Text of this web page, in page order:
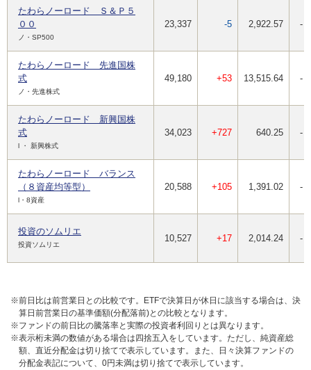
たわらノーロード Ｓ＆Ｐ５
００
ノ・SP500
23,337 -5 2,922.57 -
たわらノーロード 先進国株
式
ノ・先進株式
49,180 +53 13,515.64 -
たわらノーロード 新興国株
式
l ・ 新興株式
34,023 +727 640.25 -
たわらノーロード バランス
（８資産均等型）
l・8資産
20,588 +105 1,391.02 -
投資のソムリエ
投資ソムリエ
10,527 +17 2,014.24 -
※前日比は前営業日との比較です。ETFで決算日が休日に該当する場合は、決
算日前営業日の基準価額(分配落前)との比較となります。
※ファンドの前日比の騰落率と実際の投資者利回りとは異なります。
※表示桁未満の数値がある場合は四捨五入をしています。ただし、純資産総
額、直近分配金は切り捨てで表示しています。また、日々決算ファンドの
分配金表記について、0円未満は切り捨てで表示しています。